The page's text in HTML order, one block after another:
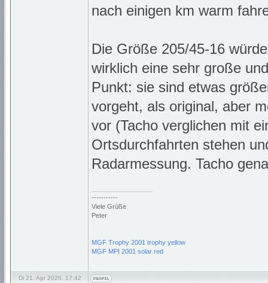
nach einigen km warm
Die Größe 205/45-16
wirklich eine sehr große
Punkt: sie sind etwas
vorgeht, als original, aber
vor (Tacho verglichen mit
Ortsdurchfahrten stehen
Radarmessung. Tacho
-----------
Viele Grüße
Peter
MGF Trophy 2001 trophy yellow
MGF MPI 2001 solar red
Di 21. Apr 2026, 17:42